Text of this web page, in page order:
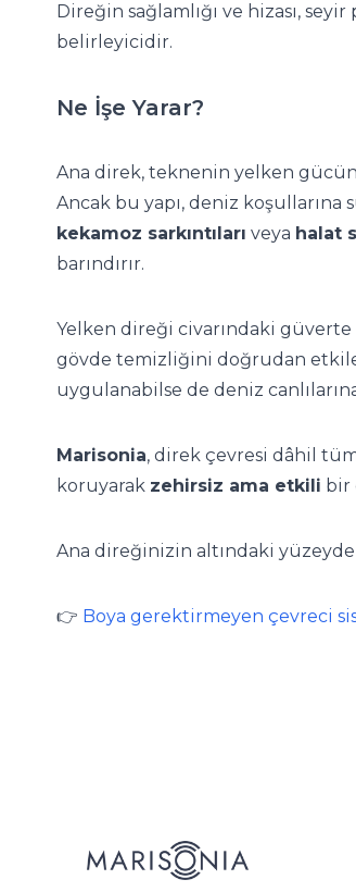
Direğin sağlamlığı ve hizası,
belirleyicidir.
Ne İşe Yarar?
Ana direk, teknenin yelken
Ancak bu yapı, deniz koşullarına
kekamoz sarkıntıları veya halat
barındırır.
Yelken direği civarındaki
gövde temizliğini doğrudan
uygulanabilse de deniz
Marisonia, direk çevresi dâhil
koruyarak zehirsiz ama etkili bir
Ana direğinizin altındaki
👉 Boya gerektirmeyen çevreci